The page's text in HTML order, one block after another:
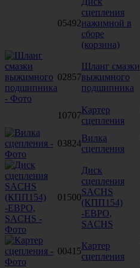
05492
сцепления
нажимной в
сборе
(корзина)
02857
Шланг смазки
выжимного
подшипника
10707
Картер
сцепления
03824
Вилка
сцепления
01500
Диск
сцепления
SACHS
(КПП154)
-ЕВРО,
SACHS
00415
Картер
сцепления